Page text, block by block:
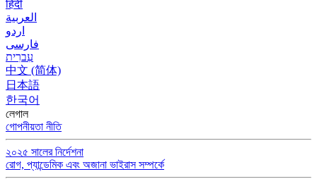
हिंदी
العربية
اردو
فارسی
עִברִית
中文 (简体)
日本語
한국어
লেগাল
গোপনীয়তা নীতি
২০২৫ সালের নির্দেশনা
রোগ, প্যান্ডেমিক এবং অজানা ভাইরাস সম্পর্কে